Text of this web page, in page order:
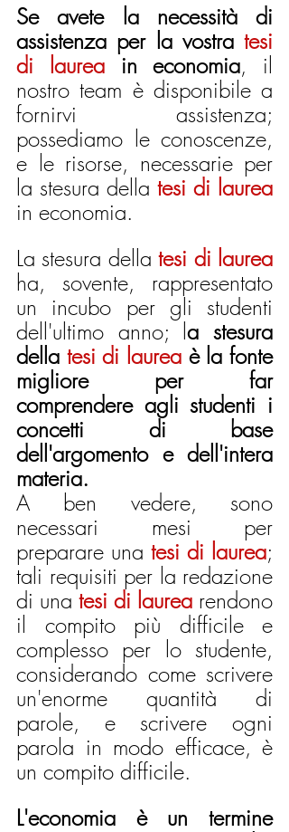
Se avete la necessità di
assistenza per la vostra tesi
di laurea in economia, il
nostro team è disponibile a
fornirvi assistenza;
possediamo le conoscenze,
e le risorse, necessarie per
la stesura della tesi di laurea
in economia.
La stesura della tesi di laurea
ha, sovente, rappresentato
un incubo per gli studenti
dell'ultimo anno; la stesura
della tesi di laurea è la fonte
migliore per far
comprendere agli studenti i
concetti di base
dell'argomento e dell'intera
materia.
A ben vedere, sono
necessari mesi per
preparare una tesi di laurea;
tali requisiti per la redazione
di una tesi di laurea rendono
il compito più difficile e
complesso per lo studente,
considerando come scrivere
un'enorme quantità di
parole, e scrivere ogni
parola in modo efficace, è
un compito difficile.
L'economia è un termine